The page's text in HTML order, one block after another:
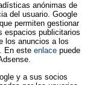
anónimas de
del usuario. Google
que permiten gestionar
espacios publicitarios
los anuncios a los
En este enlace puede
y a sus socios